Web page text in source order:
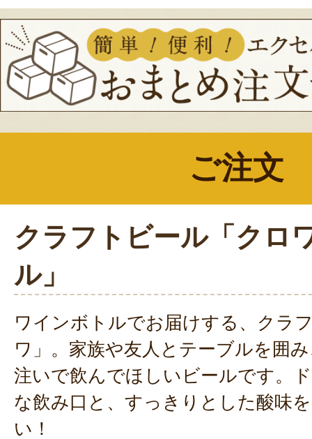
ご注文
クラフトビール「クロ
ル」
ワインボトルでお届けする、クラ
ワ」。家族や友人とテーブルを囲
注いで飲んでほしいビールです。
な飲み口と、すっきりとした酸味
い！